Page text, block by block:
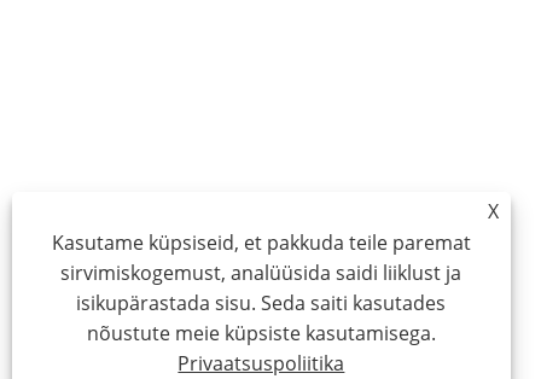
X
Kasutame küpsiseid, et pakkuda teile paremat
sirvimiskogemust, analüüsida saidi liiklust ja
isikupärastada sisu. Seda saiti kasutades
nõustute meie küpsiste kasutamisega.
Privaatsuspoliitika